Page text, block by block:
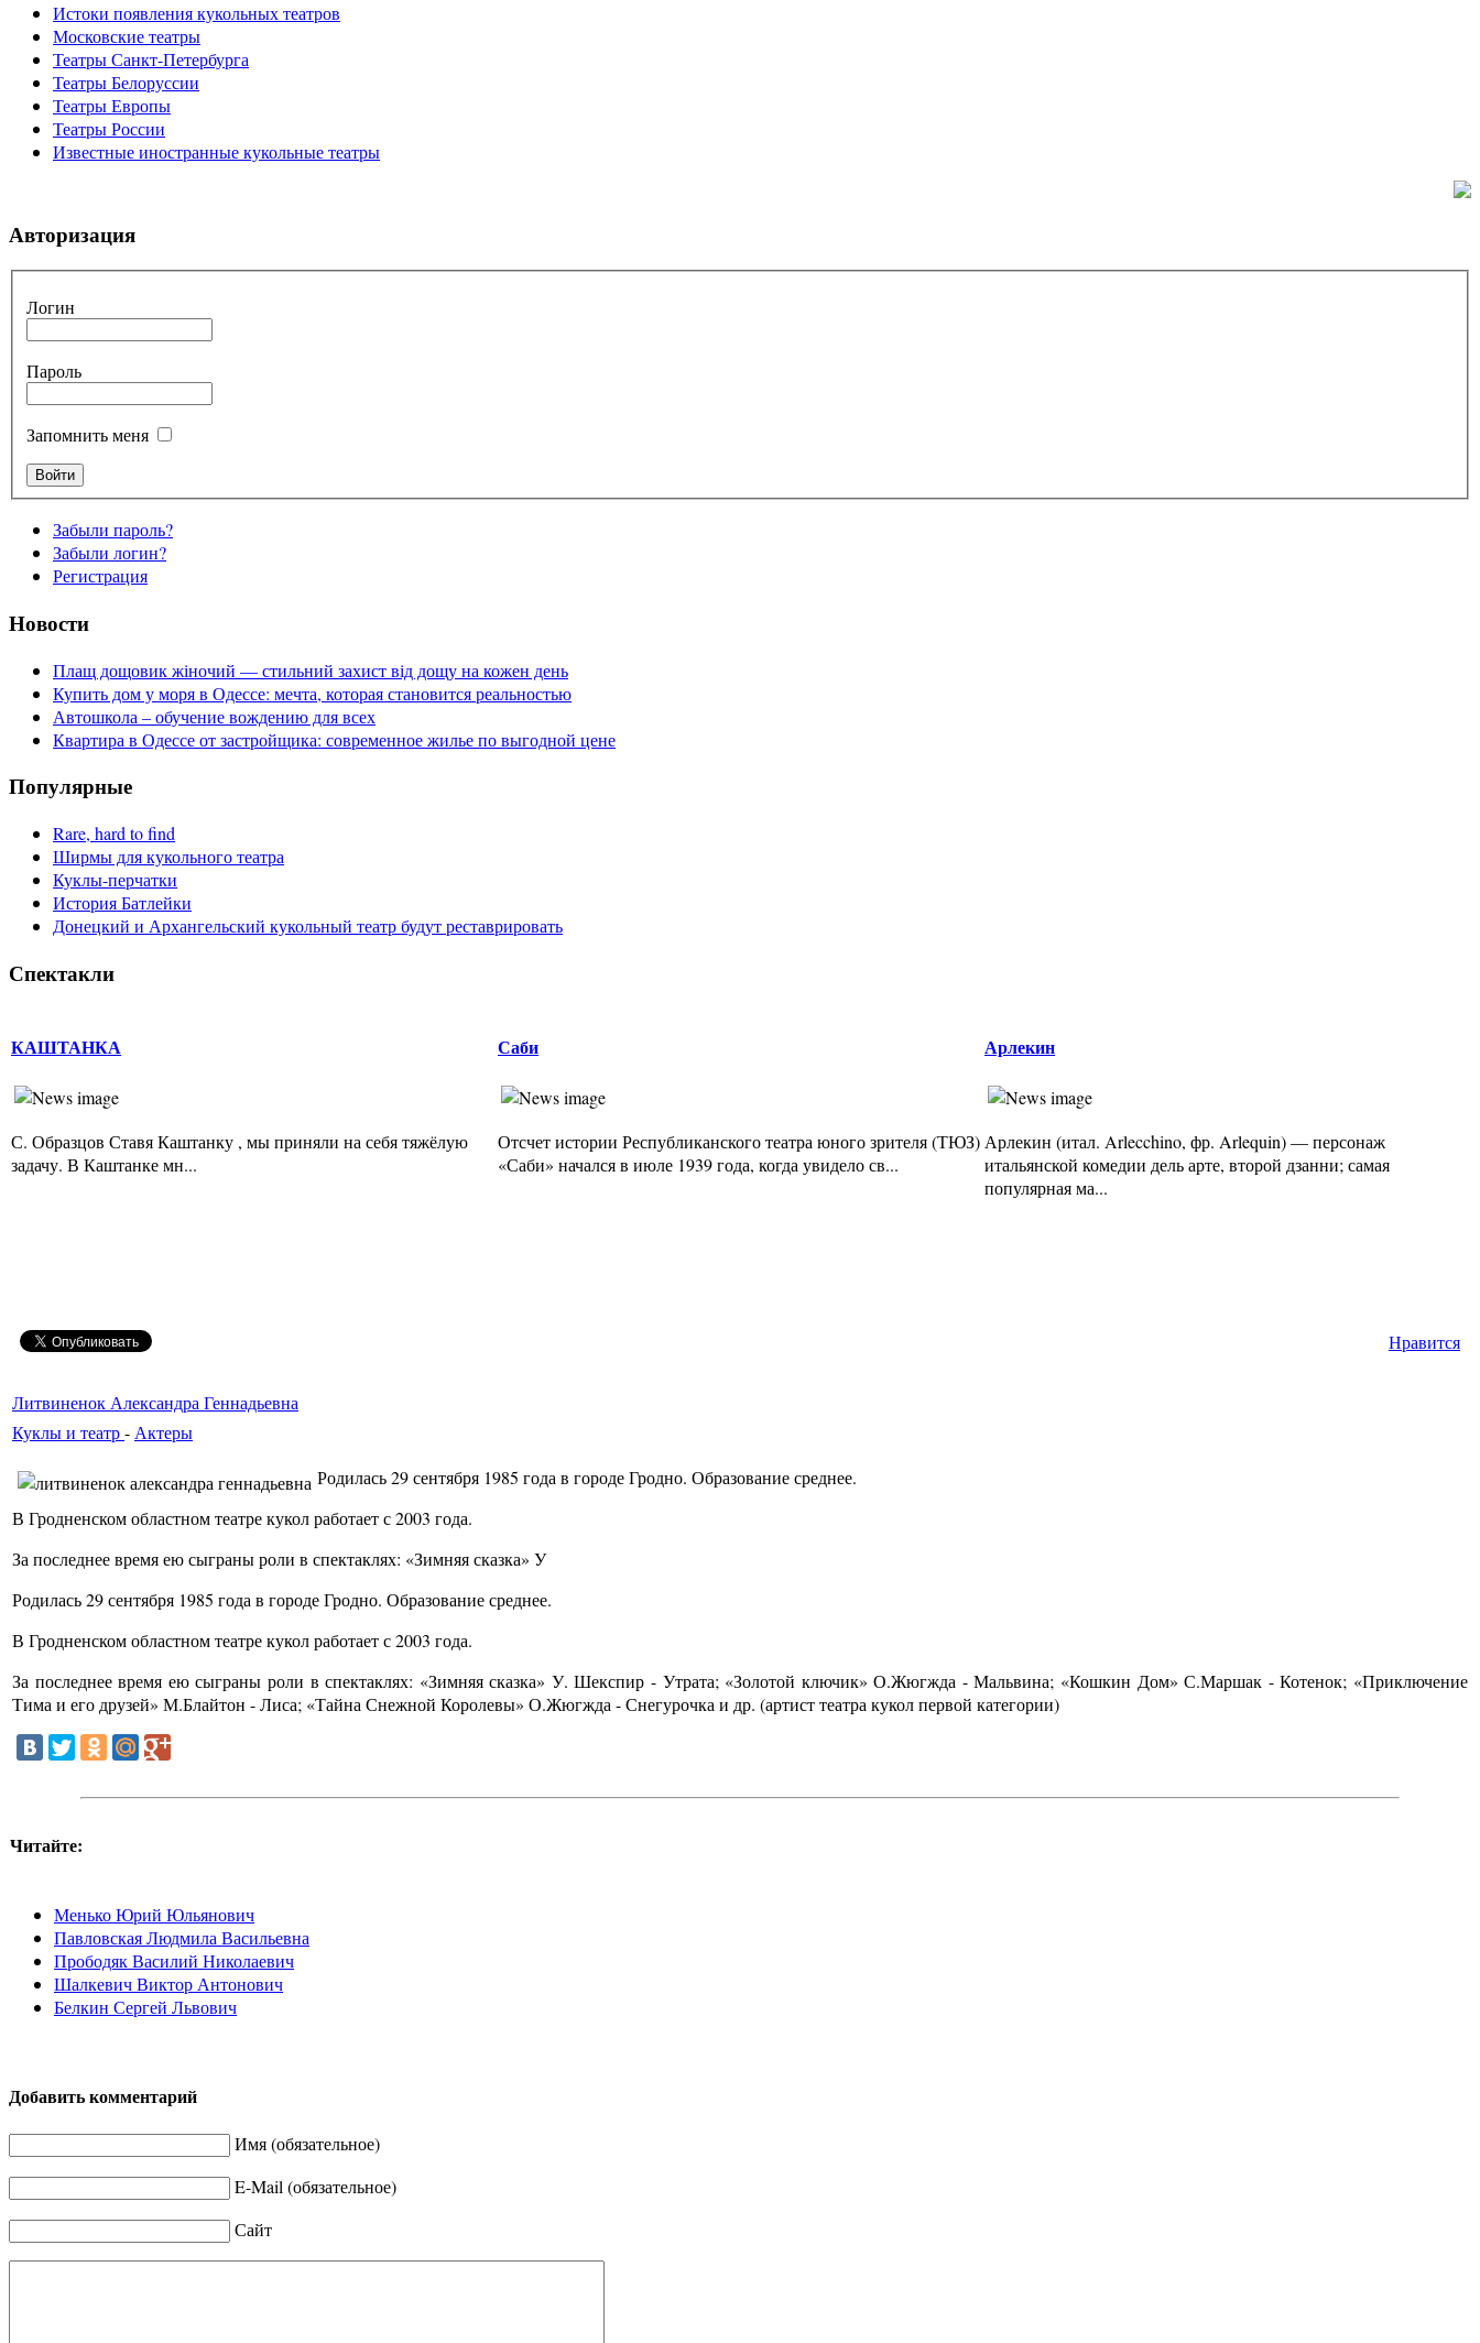
Истоки появления кукольных театров
Московские театры
Театры Санкт-Петербурга
Театры Белоруссии
Театры Европы
Театры России
Известные иностранные кукольные театры
Авторизация
Логин
Пароль
Запомнить меня
Забыли пароль?
Забыли логин?
Регистрация
Новости
Плащ дощовик жіночий — стильний захист від дощу на кожен день
Купить дом у моря в Одессе: мечта, которая становится реальностью
Автошкола – обучение вождению для всех
Квартира в Одессе от застройщика: современное жилье по выгодной цене
Популярные
Rare, hard to find
Ширмы для кукольного театра
Куклы-перчатки
История Батлейки
Донецкий и Архангельский кукольный театр будут реставрировать
Спектакли
КАШТАНКА
С. Образцов Ставя Каштанку , мы приняли на себя тяжёлую
задачу. В Каштанке мн...
Саби
Отсчет истории Республиканского театра юного зрителя (ТЮЗ)
«Саби» начался в июле 1939 года, когда увидело св...
Арлекин
Арлекин (итал. Arlecchino, фр. Arlequin) — персонаж
итальянской комедии дель арте, второй дзанни; самая
популярная ма...
Нравится
Литвиненок Александра Геннадьевна
Куклы и театр- Актеры
Родилась 29 сентября 1985 года в городе Гродно. Образование среднее.
В Гродненском областном театре кукол работает с 2003 года.
За последнее время ею сыграны роли в спектаклях: «Зимняя сказка» У
Родилась 29 сентября 1985 года в городе Гродно. Образование среднее.
В Гродненском областном театре кукол работает с 2003 года.
За последнее время ею сыграны роли в спектаклях: «Зимняя сказка» У. Шекспир - Утрата; «Золотой ключик» О.Жюгжда - Мальвина; «Кошкин Дом» С.Маршак - Котенок; «Приключение
Тима и его друзей» М.Блайтон - Лиса; «Тайна Снежной Королевы» О.Жюгжда - Снегурочка и др. (артист театра кукол первой категории)
Читайте:
Менько Юрий Юльянович
Павловская Людмила Васильевна
Прободяк Василий Николаевич
Шалкевич Виктор Антонович
Белкин Сергей Львович
Добавить комментарий
Имя (обязательное)
E-Mail (обязательное)
Сайт